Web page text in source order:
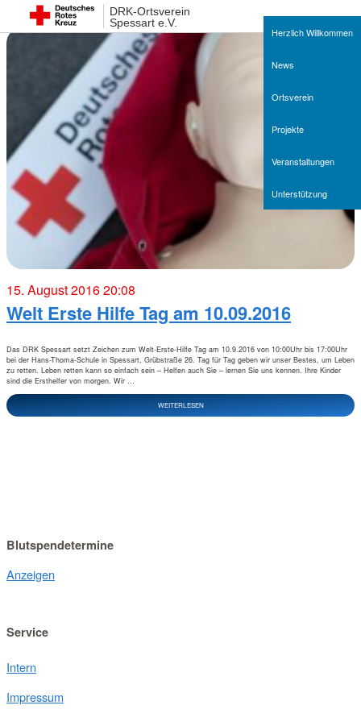
DRK-Ortsverein
Spessart e.V.
Herzlich Willkommen
News
Ortsverein
Projekte
Veranstaltungen
Unterstützung
15. August 2016 20:08
Welt Erste Hilfe Tag am 10.09.2016
Das DRK Spessart setzt Zeichen zum Welt-Erste-Hilfe Tag am 10.9.2016 von 10:00Uhr bis 17:00Uhr
bei der Hans-Thoma-Schule in Spessart, Grübstraße 26. Tag für Tag geben wir unser Bestes, um Leben
zu retten. Leben retten kann so einfach sein – Helfen auch Sie – lernen Sie uns kennen. Ihre Kinder
sind die Ersthelfer von morgen. Wir …
WEITERLESEN
Blutspendetermine
Anzeigen
Service
Intern
Impressum